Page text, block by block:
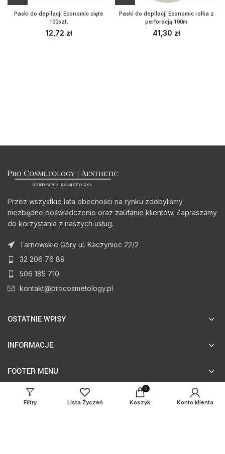
Paski do depilacji Economic cięte
100szt.
12,72 zł
Paski do depilacji Economic rolka z
perforacją 100m
41,30 zł
Przez wszystkie lata obecności na rynku zdobyliśmy
niezbędne doświadczenie oraz zaufanie klientów. Zapraszamy
do korzystania z naszych usług.
Tarnowskie Góry ul. Kaczyniec 22/2
32 206 76 89
506 185 710
kontakt@procosmetology.pl
OSTATNIE WPISY
INFORMACJE
FOOTER MENU
Filtry Lista Życzeń
0
Koszyk Konto klienta